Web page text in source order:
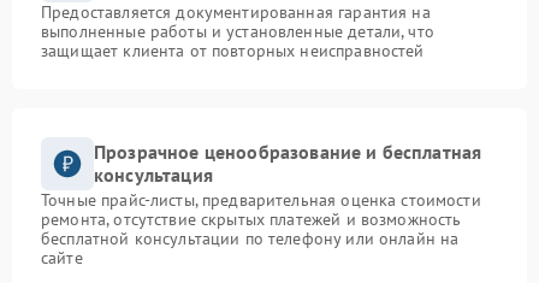
Предоставляется документированная гарантия на
выполненные работы и установленные детали, что
защищает клиента от повторных неисправностей
Прозрачное ценообразование и бесплатная
консультация
Точные прайс-листы, предварительная оценка стоимости
ремонта, отсутствие скрытых платежей и возможность
бесплатной консультации по телефону или онлайн на
сайте